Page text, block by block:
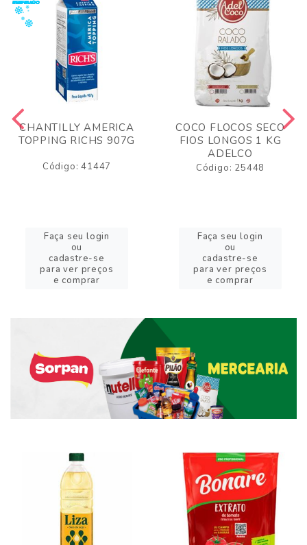
CHANTILLY AMERICA
TOPPING RICHS 907G
Código: 41447
Faça seu login
ou
cadastre-se
para ver preços
e comprar
COCO FLOCOS SECO
FIOS LONGOS 1 KG
ADELCO
Código: 25448
Faça seu login
ou
cadastre-se
para ver preços
e comprar